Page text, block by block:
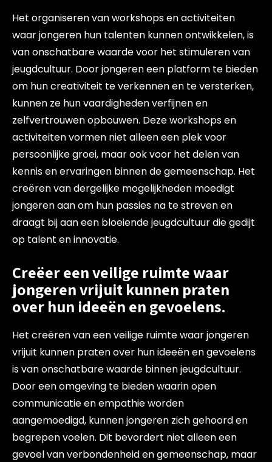
Het organiseren van workshops en activiteiten
waar jongeren hun talenten kunnen ontwikkelen, is
van onschatbare waarde voor het stimuleren van
jeugdcultuur. Door jongeren een platform te bieden
om hun creativiteit te verkennen en te versterken,
kunnen ze hun vaardigheden verfijnen en
zelfvertrouwen opbouwen. Deze workshops en
activiteiten vormen niet alleen een plek voor
persoonlijke groei, maar ook voor het delen van
kennis en ervaringen binnen de gemeenschap. Het
creëren van dergelijke mogelijkheden moedigt
jongeren aan om hun passies na te streven en
draagt bij aan een bloeiende jeugdcultuur die gedijt
op talent en innovatie.
Creëer een veilige ruimte waar
jongeren vrijuit kunnen praten
over hun ideeën en gevoelens.
Het creëren van een veilige ruimte waar jongeren
vrijuit kunnen praten over hun ideeën en gevoelens
is van onschatbare waarde binnen jeugdcultuur.
Door een omgeving te bieden waarin open
communicatie en empathie worden
aangemoedigd, kunnen jongeren zich gehoord en
begrepen voelen. Dit bevordert niet alleen een
gevoel van verbondenheid en gemeenschap, maar